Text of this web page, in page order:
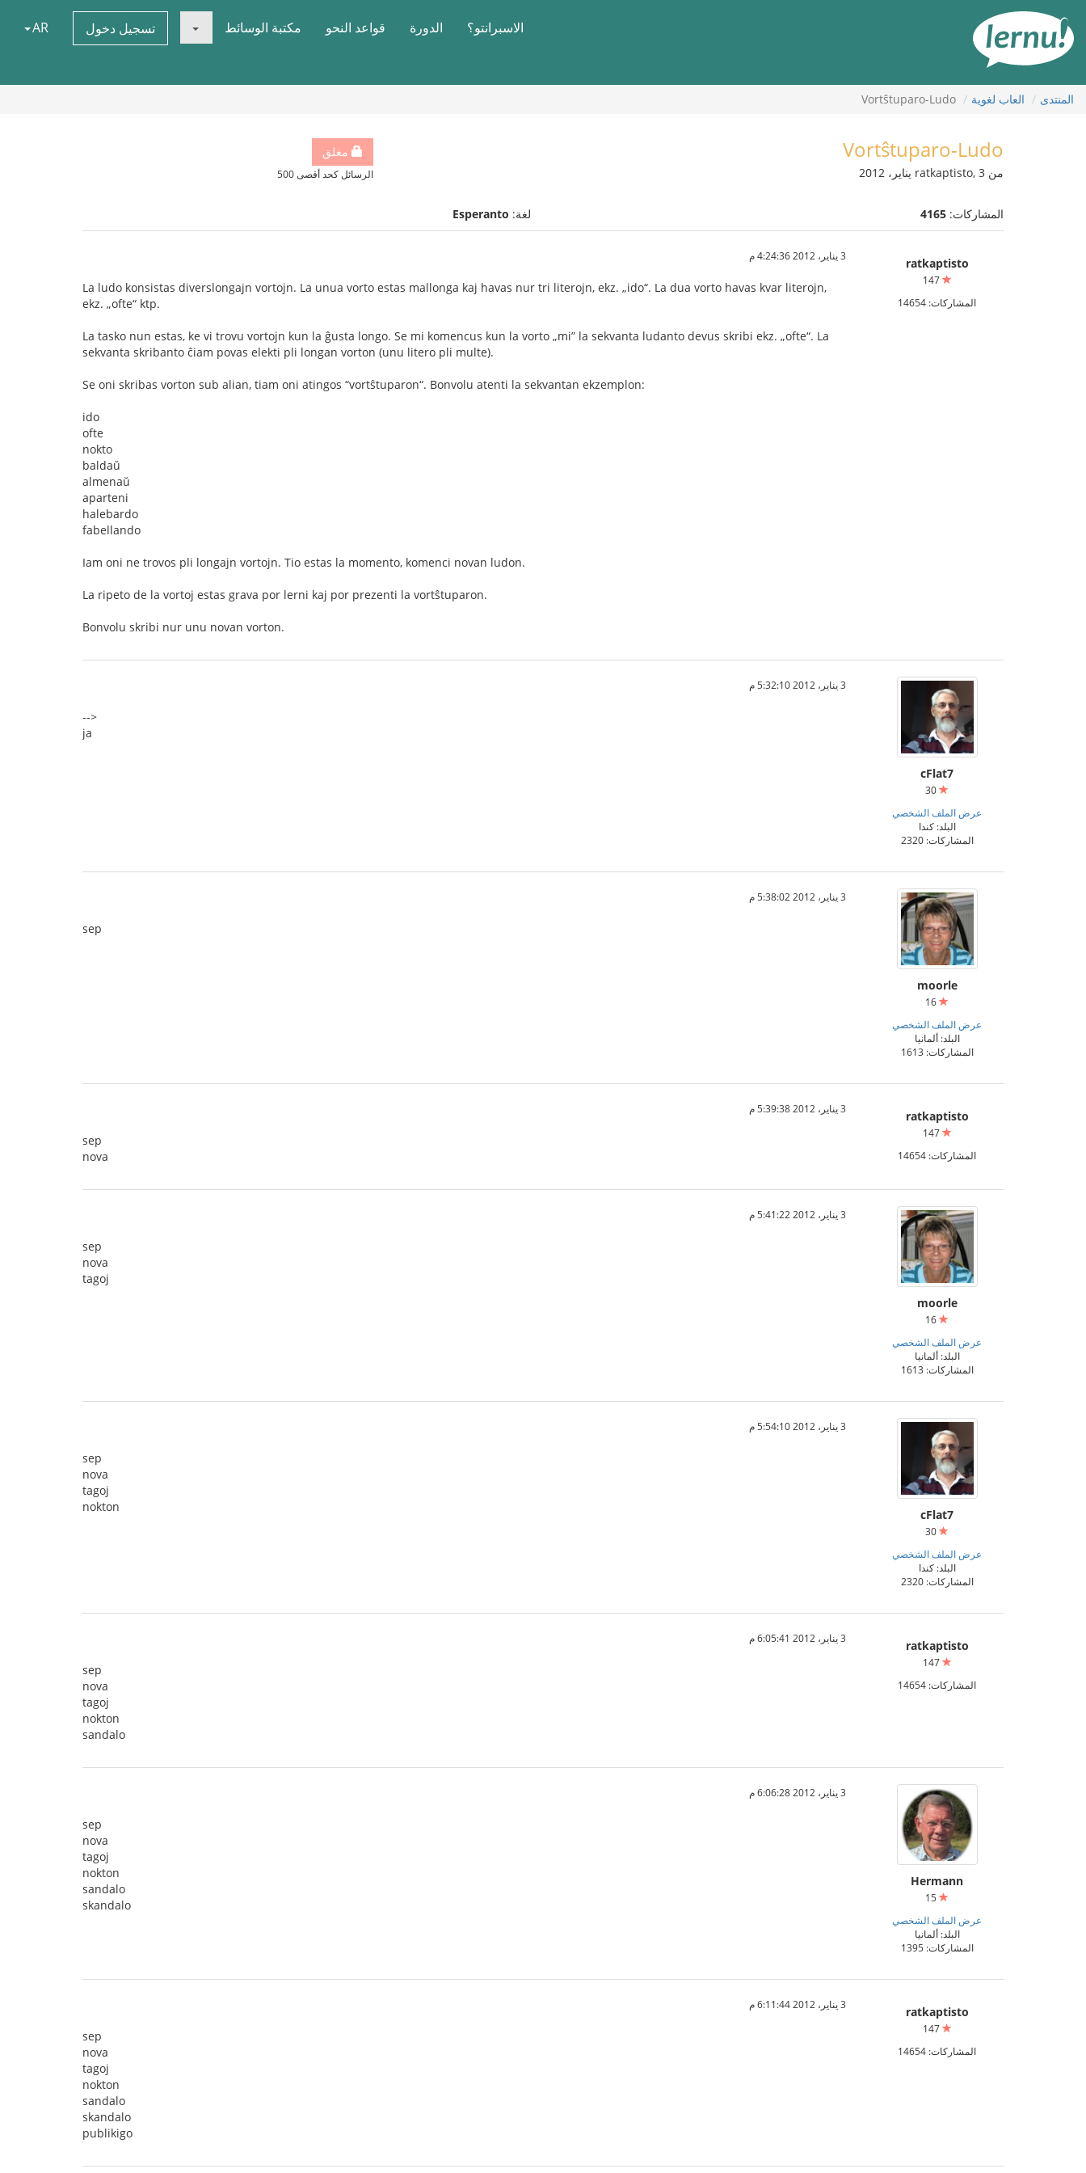
المحتويات
الاسبرانتو؟ الدورة قواعد النحو مكتبة الوسائط تسجيل دخول AR
المنتدى العاب لغوية Vortŝtuparo-Ludo
مغلق
الرسائل كحد أقصى 500
Vortŝtuparo-Ludo
من ratkaptisto, 3 يناير، 2012
المشاركات: 4165 لغة: Esperanto
ratkaptisto
147
المشاركات: 14654
3 يناير، 2012 4:24:36 م
La ludo konsistas diverslongajn vortojn. La unua vorto estas mallonga kaj havas nur tri literojn, ekz. „ido“. La dua vorto havas kvar literojn,
ekz. „ofte“ ktp.
La tasko nun estas, ke vi trovu vortojn kun la ĝusta longo. Se mi komencus kun la vorto „mi” la sekvanta ludanto devus skribi ekz. „ofte“. La
sekvanta skribanto ĉiam povas elekti pli longan vorton (unu litero pli multe).
Se oni skribas vorton sub alian, tiam oni atingos “vortŝtuparon“. Bonvolu atenti la sekvantan ekzemplon:
ido
ofte
nokto
baldaŭ
almenaŭ
aparteni
halebardo
fabellando
Iam oni ne trovos pli longajn vortojn. Tio estas la momento, komenci novan ludon.
La ripeto de la vortoj estas grava por lerni kaj por prezenti la vortŝtuparon.
Bonvolu skribi nur unu novan vorton.
cFlat7
عرض الملف الشخصي
البلد: كندا
المشاركات: 2320
3 يناير، 2012 5:32:10 م
-->
ja
moorle
عرض الملف الشخصي
البلد: ألمانيا
المشاركات: 1613
3 يناير، 2012 5:38:02 م
sep
ratkaptisto
147
المشاركات: 14654
3 يناير، 2012 5:39:38 م
sep
nova
moorle
عرض الملف الشخصي
البلد: ألمانيا
المشاركات: 1613
3 يناير، 2012 5:41:22 م
sep
nova
tagoj
cFlat7
عرض الملف الشخصي
البلد: كندا
المشاركات: 2320
3 يناير، 2012 5:54:10 م
sep
nova
tagoj
nokton
ratkaptisto
147
المشاركات: 14654
3 يناير، 2012 6:05:41 م
sep
nova
tagoj
nokton
sandalo
Hermann
عرض الملف الشخصي
البلد: ألمانيا
المشاركات: 1395
3 يناير، 2012 6:06:28 م
sep
nova
tagoj
nokton
sandalo
skandalo
ratkaptisto
147
المشاركات: 14654
3 يناير، 2012 6:11:44 م
sep
nova
tagoj
nokton
sandalo
skandalo
publikigo